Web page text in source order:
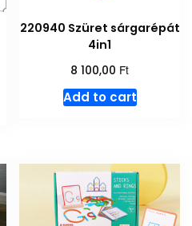
220940 Szüret sárgarépát
4in1
8 100,00 Ft
Add to cart